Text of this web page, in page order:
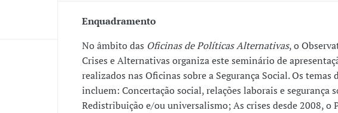
Enquadramento
No âmbito das Oficinas de Políticas Alternativas, o
Crises e Alternativas organiza este seminário de
realizados nas Oficinas sobre a Segurança Social. Os temas
incluem: Concertação social, relações laborais e segurança
Redistribuição e/ou universalismo; As crises desde 2008, o